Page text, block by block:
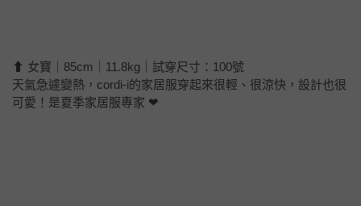
⬆ 女寶｜85cm｜11.8kg｜試穿尺寸：100號
天氣急遽變熱，cordi-i的家居服穿起來很輕、很涼快，設計也很
可愛！是夏季家居服專家 ❤